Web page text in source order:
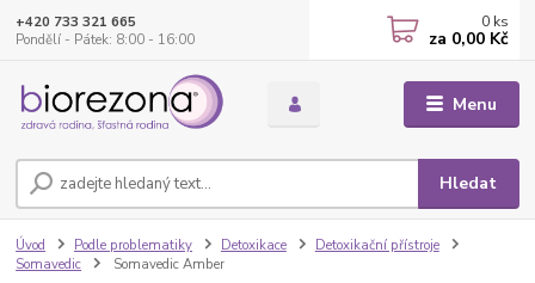
Menu
Hledat
+420 733 321 665
Pondělí - Pátek: 8:00 - 16:00
0 ks
za 0,00 Kč
Úvod Podle problematiky Detoxikace
Detoxikační přístroje
Somavedic
Somavedic Amber